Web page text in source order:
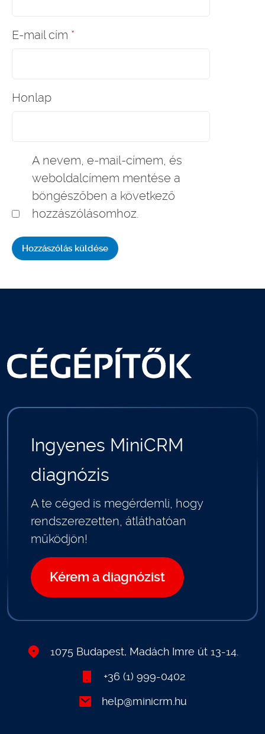
E-mail cím *
Honlap
A nevem, e-mail-címem, és
weboldalcímem mentése a
böngészőben a következő
hozzászólásomhoz.
Ingyenes MiniCRM
diagnózis
A te céged is megérdemli, hogy
rendszerezetten, átláthatóan
működjön!
Kérem a diagnózist
1075 Budapest, Madách Imre út 13-14.
+36 (1) 999-0402
help@minicrm.hu